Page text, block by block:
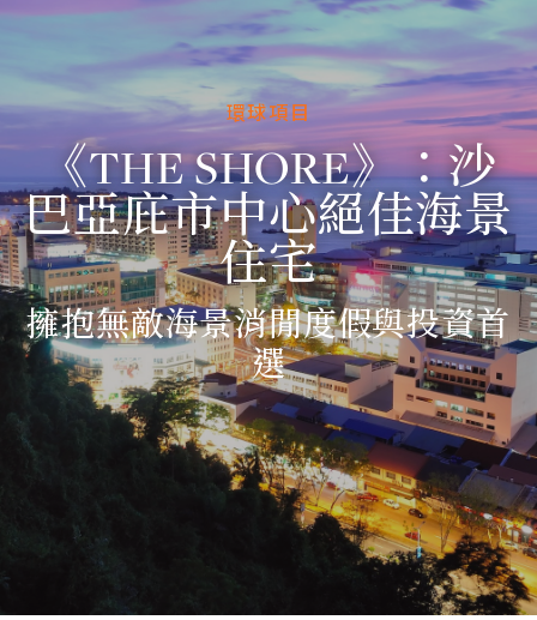
環球項目
《THE SHORE》：沙
巴亞庇市中心絕佳海景
住宅
擁抱無敵海景消閒度假與投資首
選